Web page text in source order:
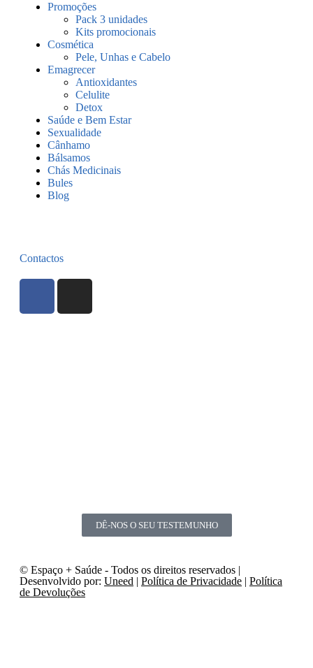
Promoções
Pack 3 unidades
Kits promocionais
Cosmética
Pele, Unhas e Cabelo
Emagrecer
Antioxidantes
Celulite
Detox
Saúde e Bem Estar
Sexualidade
Cânhamo
Bálsamos
Chás Medicinais
Bules
Blog
Contactos
DÊ-NOS O SEU TESTEMUNHO
© Espaço + Saúde - Todos os direitos reservados |
Desenvolvido por: Uneed | Política de Privacidade | Política
de Devoluções